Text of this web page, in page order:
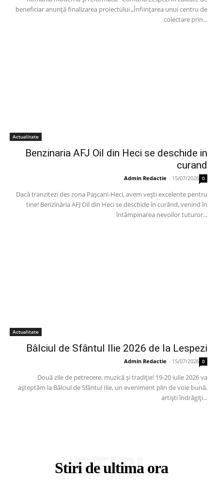
beneficiar anunță finalizarea proiectului „Înființarea unui centru de
colectare prin...
Actualitate
Benzinaria AFJ Oil din Heci se deschide in
curand
Admin Redactie - 15/07/2026 0
Dacă tranzitezi des zona Pașcani-Heci, avem vești excelente pentru
tine! Benzinăria AFJ Oil din Heci se deschide în curând, venind în
întâmpinarea nevoilor tuturor...
Actualitate
Bâlciul de Sfântul Ilie 2026 de la Lespezi
Admin Redactie - 15/07/2026 0
Două zile de petrecere, muzică și tradiție! 19-20 iulie 2026 va
așteptăm la Bâlciul de Sfântul Ilie, un eveniment plin de voie bună,
artiști îndrăgiți...
Stiri de ultima ora
STIRI